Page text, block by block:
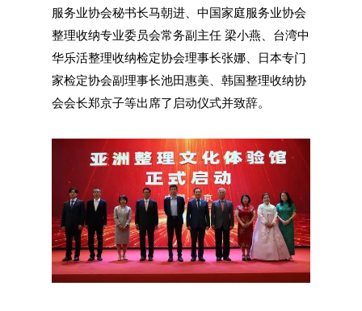
服务业协会秘书长马朝进、中国家庭服务业协会
整理收纳专业委员会常务副主任 梁小燕、台湾中
华乐活整理收纳检定协会理事长张娜、日本专门
家检定协会副理事长池田惠美、韩国整理收纳协
会会长郑京子等出席了启动仪式并致辞。